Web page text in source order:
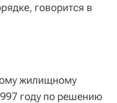
говорится в
жилищному
году по решению